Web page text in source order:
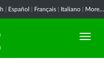
Español Français Italiano More...